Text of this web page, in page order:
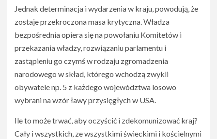
Jednak determinacja i wydarzenia w kraju, powodują, że
zostaje przekroczona masa krytyczna. Władza
bezpośrednia opiera się na powołaniu Komitetów i
przekazania władzy, rozwiązaniu parlamentu i
zastąpieniu go czymś w rodzaju zgromadzenia
narodowego w skład, którego wchodzą zwykli
obywatele np. 5 z każdego województwa losowo
wybrani na wzór ławy przysięgłych w USA.
Ile to może trwać, aby oczyścić i zdekomunizować kraj?
Cały i wszystkich, ze wszystkimi świeckimi i kościelnymi